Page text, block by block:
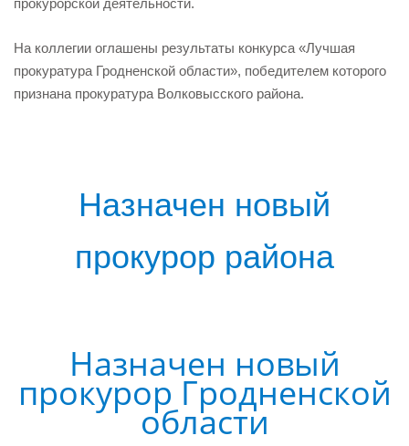
прокурорской деятельности.
На коллегии оглашены результаты конкурса «Лучшая
прокуратура Гродненской области», победителем которого
признана прокуратура Волковысского района.
Назначен новый
прокурор района
Назначен новый
прокурор Гродненской
области